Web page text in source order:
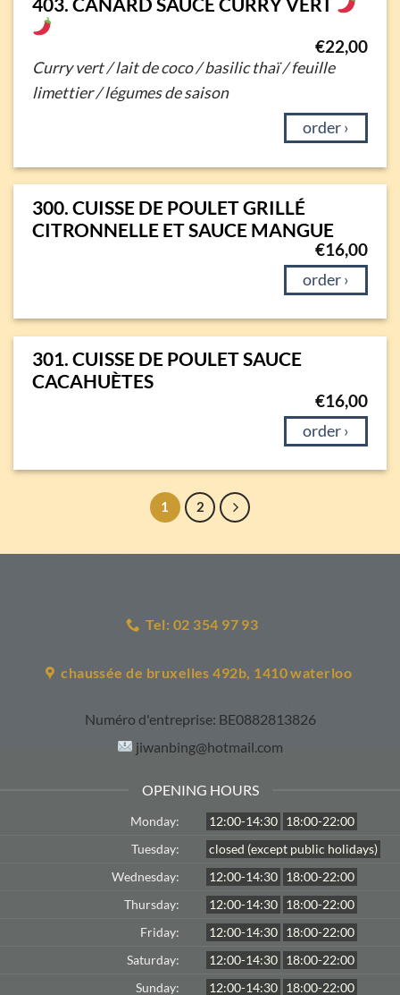
€22,00
Curry vert/ lait de coco / basilic thaï /feuille
limettier / légumes de saison
order ›
300. CUISSE DE POULET GRILLÉ
CITRONNELLE ET SAUCE MANGUE
€16,00
order ›
301. CUISSE DE POULET SAUCE
CACAHUÈTES
€16,00
order ›
1 2
Tel: 02 354 97 93
chaussée de bruxelles 492b, 1410 waterloo
Numéro d'entreprise: BE0882813826
jiwanbing@hotmail.com
OPENING HOURS
Monday: 12:00-14:30 18:00-22:00
Tuesday:
closed (except public holidays)
Wednesday:
12:00-14:30 18:00-22:00
Thursday:
12:00-14:30 18:00-22:00
Friday:
12:00-14:30 18:00-22:00
Saturday:
12:00-14:30 18:00-22:00
Sunday:
12:00-14:30 18:00-22:00